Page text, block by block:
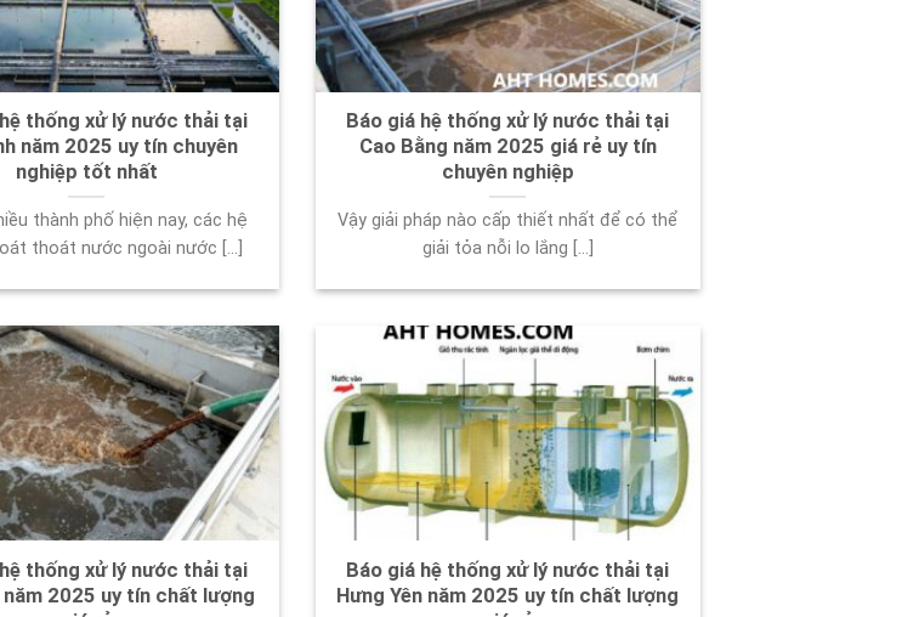
thống xử lý nước thải tại
năm 2025 uy tín chuyên
nghiệp tốt nhất
thành phố hiện nay, các hệ
thoát nước ngoài nước [...]
Báo giá hệ thống xử lý nước thải tại
Cao Bằng năm 2025 giá rẻ uy tín
chuyên nghiệp
Vậy giải pháp nào cấp thiết nhất để có thể
giải tỏa nỗi lo lắng [...]
thống xử lý nước thải tại
năm 2025 uy tín chất lượng
Báo giá hệ thống xử lý nước thải tại
Hưng Yên năm 2025 uy tín chất lượng